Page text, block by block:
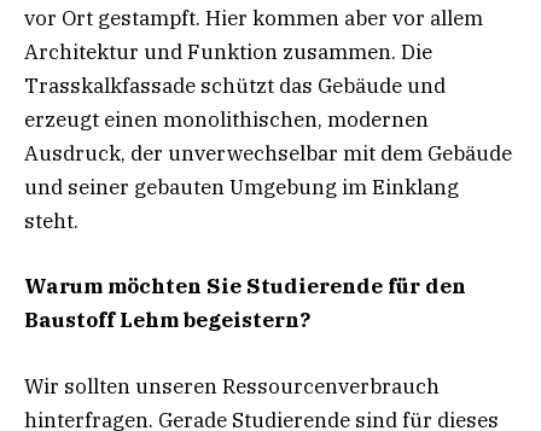
vor Ort gestampft. Hier kommen aber vor allem
Architektur und Funktion zusammen. Die
Trasskalkfassade schützt das Gebäude und
erzeugt einen monolithischen, modernen
Ausdruck, der unverwechselbar mit dem Gebäude
und seiner gebauten Umgebung im Einklang
steht.
Warum möchten Sie Studierende für den
Baustoff Lehm begeistern?
Wir sollten unseren Ressourcenverbrauch
hinterfragen. Gerade Studierende sind für dieses